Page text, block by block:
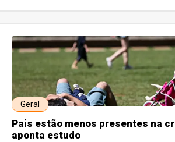
Geral
Pais estão menos presentes na
aponta estudo